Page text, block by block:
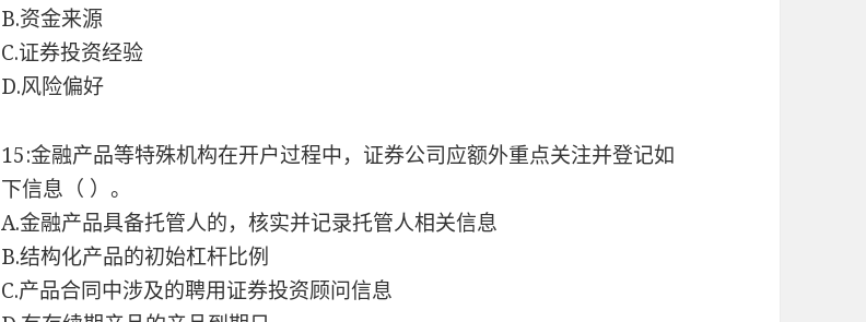
B.资金来源
C.证券投资经验
D.风险偏好
15:金融产品等特殊机构在开户过程中，证券公司应额外重点关注并登记如
下信息（ ）。
A.金融产品具备托管人的，核实并记录托管人相关信息
B.结构化产品的初始杠杆比例
C.产品合同中涉及的聘用证券投资顾问信息